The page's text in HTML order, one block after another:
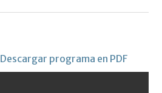
Descargar programa en PDF